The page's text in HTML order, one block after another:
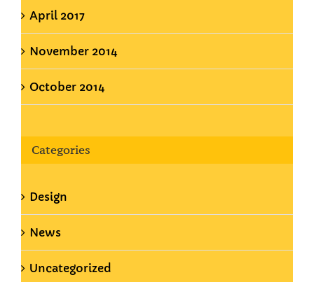
April 2017
November 2014
October 2014
Categories
Design
News
Uncategorized